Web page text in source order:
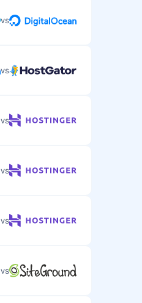
vs
vs
vs
vs
vs
vs